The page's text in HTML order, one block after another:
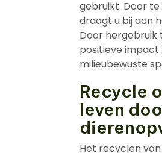
gebruikt. Door
draagt u bij aan
Door hergebruik
positieve impact
milieubewuste
Recycle
leven
Het recyclen